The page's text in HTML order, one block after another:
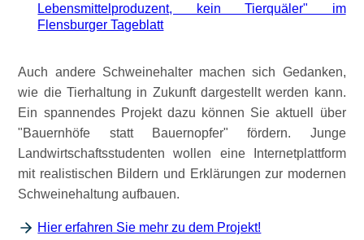
Lebensmittelproduzent, kein Tierquäler" im
Flensburger Tageblatt
Auch andere Schweinehalter machen sich Gedanken,
wie die Tierhaltung in Zukunft dargestellt werden kann.
Ein spannendes Projekt dazu können Sie aktuell über
Bauernhöfe statt Bauernopfer
fördern. Junge
Landwirtschaftsstudenten wollen eine Internetplattform
mit realistischen Bildern und Erklärungen zur modernen
Schweinehaltung aufbauen.
Hier erfahren Sie mehr zu dem Projekt!